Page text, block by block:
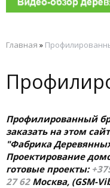
Главная »
Профилированный
заказать на этом
"Фабрика
Проектирование
готовые проекты:
27 62Москва, (GSM-